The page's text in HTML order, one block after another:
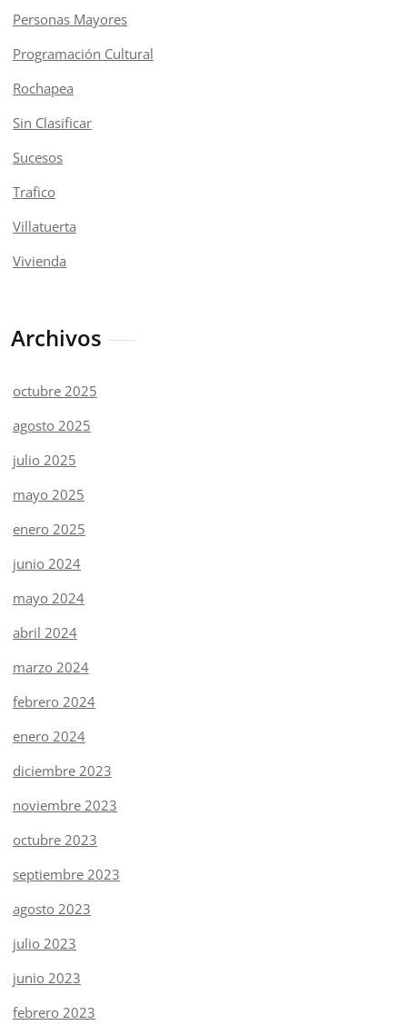
Personas Mayores
Programación Cultural
Rochapea
Sin Clasificar
Sucesos
Trafico
Villatuerta
Vivienda
Archivos
octubre 2025
agosto 2025
julio 2025
mayo 2025
enero 2025
junio 2024
mayo 2024
abril 2024
marzo 2024
febrero 2024
enero 2024
diciembre 2023
noviembre 2023
octubre 2023
septiembre 2023
agosto 2023
julio 2023
junio 2023
febrero 2023